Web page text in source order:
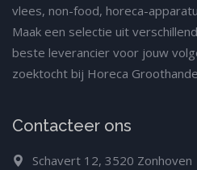
vlees, non-food, horeca-
Maak een selectie uit
beste leverancier voor jouw
zoektocht bij Horeca
Contacteer ons
Schavert 12, 3520 Zonhoven